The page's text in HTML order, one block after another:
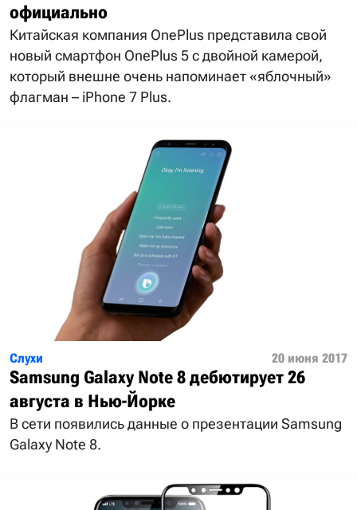
официально
Китайская компания OnePlus представила свой
новый смартфон OnePlus 5 с двойной камерой,
который внешне очень напоминает «яблочный»
флагман – iPhone 7 Plus.
Слухи 20 июня 2017
Samsung Galaxy Note 8 дебютирует 26
августа в Нью-Йорке
В сети появились данные о презентации Samsung
Galaxy Note 8.